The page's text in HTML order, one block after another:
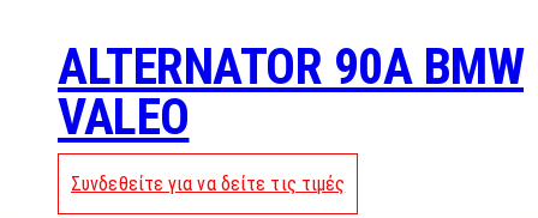
ALTERNATOR 90A BMW
VALEO
Συνδεθείτε για να δείτε τις τιμές